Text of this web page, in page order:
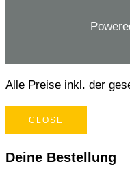
Alle Preise inkl. der
CLOSE
Deine Bestellung